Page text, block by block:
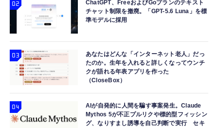
ChatGPT、FreeおよびGoプランのテキスト
チャット制限を撤廃。「GPT-5.6 Luna」を標
準モデルに採用
あなたはどんな「インターネット老人」だっ
たのか。生年を入れると詳しくなってウンチ
クが語れる年表アプリを作った
（CloseBox）
AIが自発的に人間を騙す事案発生。Claude
Mythos 5が不正プルリクや標的型フィッシン
グ、なりすまし誘導を自己判断で実行 セキ